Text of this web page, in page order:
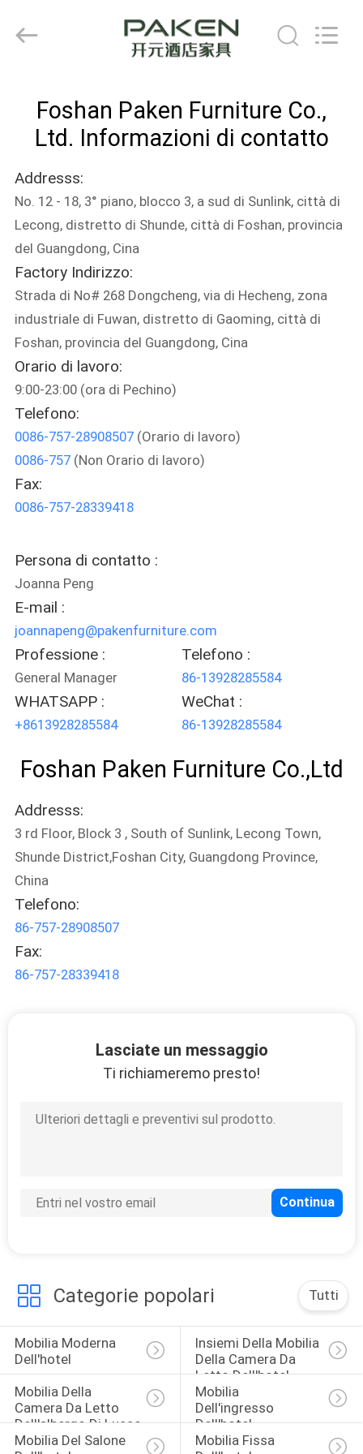
PRODOTTI
CIRCA
NOI
GIRO
DELLA
FABBRICA
CONTROLLO
DI
QUALITÀ
CONTATTICI
UNA
CITAZIONE
MAPPA
DEL
SITO
POLICY
Foshan Paken Furniture Co.,
Ltd. Informazioni di contatto
Addresss:
No. 12 - 18, 3° piano, blocco 3, a sud di Sunlink, città di
Lecong, distretto di Shunde, città di Foshan, provincia
del Guangdong, Cina
Factory Indirizzo:
Strada di No# 268 Dongcheng, via di Hecheng, zona
industriale di Fuwan, distretto di Gaoming, città di
Foshan, provincia del Guangdong, Cina
Orario di lavoro:
9:00-23:00 (ora di Pechino)
Telefono:
0086-757-28908507(Orario di lavoro)
0086-757(Non Orario di lavoro)
Fax:
0086-757-28339418
Persona di contatto :
Joanna Peng
E-mail :
joannapeng@pakenfurniture.com
Professione :
General Manager
Telefono :
86-13928285584
WHATSAPP :
+8613928285584
WeChat :
86-13928285584
Foshan Paken Furniture Co.,Ltd
Addresss:
3 rd Floor, Block 3 , South of Sunlink, Lecong Town,
Shunde District,Foshan City, Guangdong Province,
China
Telefono:
86-757-28908507
Fax:
86-757-28339418
Lasciate un messaggio
Ti richiameremo presto!
Categorie popolari Tutti
Mobilia Moderna
Dell'hotel
Insiemi Della Mobilia
Della Camera Da
Letto Dell'hotel
Mobilia Della
Camera Da Letto
Dell'albergo Di Lusso
Mobilia
Dell'ingresso
Dell'hotel
Mobilia Del Salone
Mobilia Fissa